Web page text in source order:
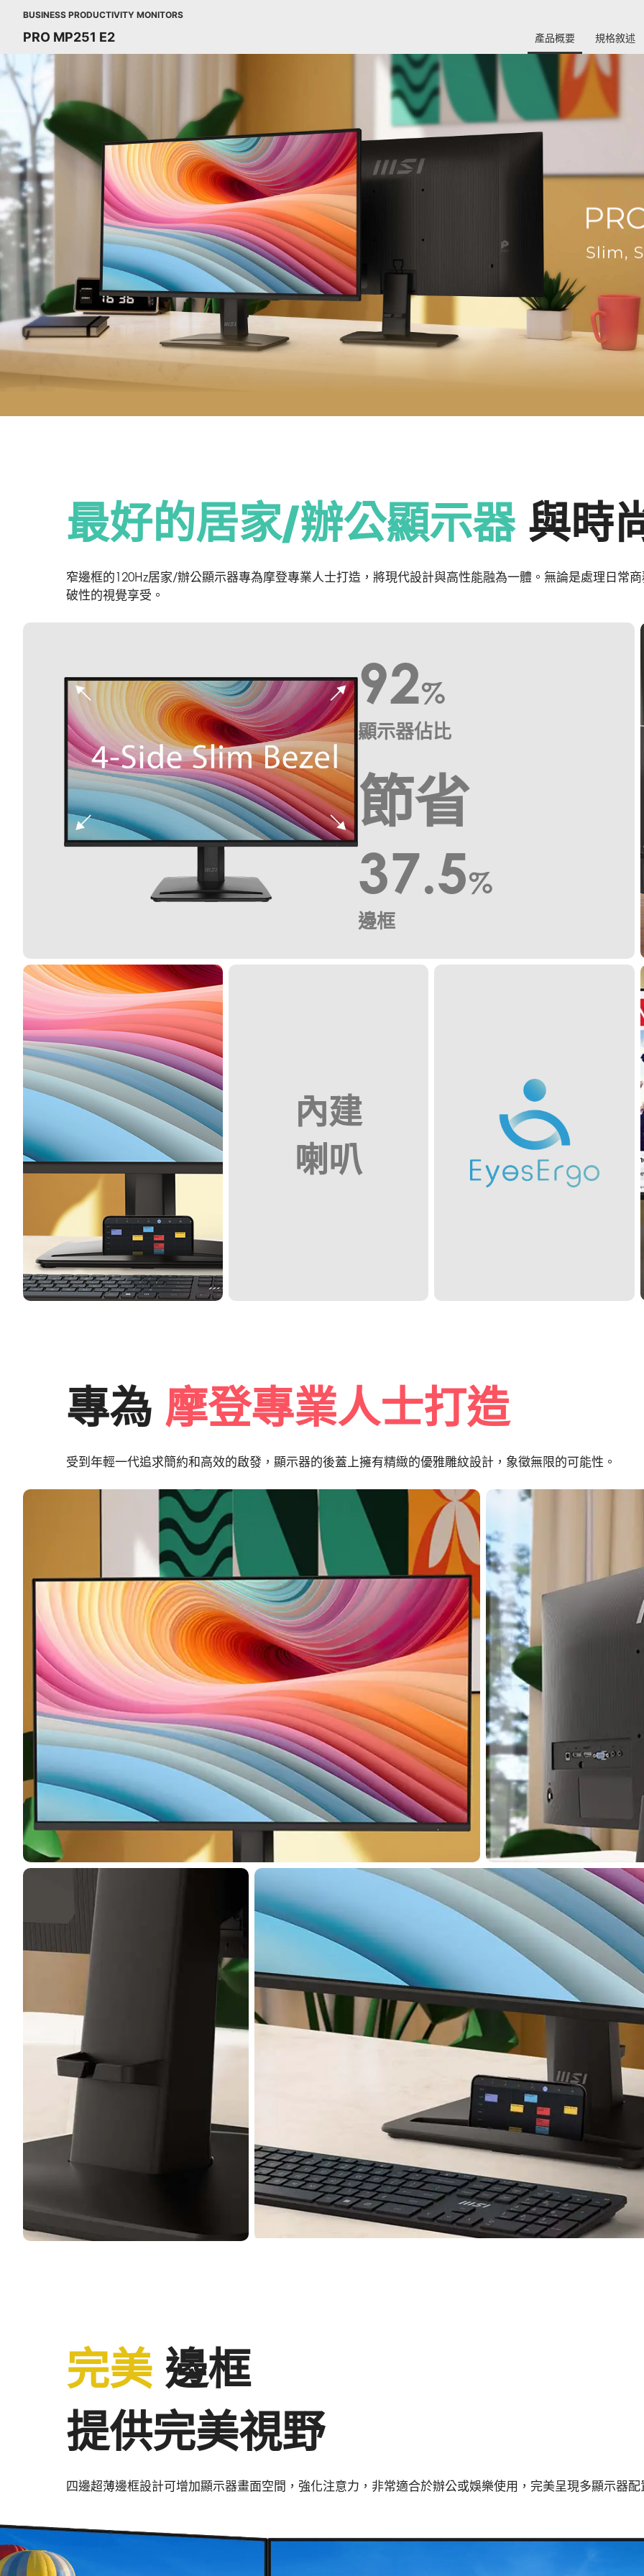
BUSINESS PRODUCTIVITY MONITORS
PRO MP251 E2 產品概要 規格敘述
最好的居家/辦公顯示器 與時
窄邊框的120Hz居家/辦公顯示器專為摩登專業人士打造，將現代設計與高性能融為一體。無論是處理日常
破性的視覺享受。
92%
顯示器佔比
節省
37.5%
邊框
內建
喇叭
專為 摩登專業人士打造
受到年輕一代追求簡約和高效的啟發，顯示器的後蓋上擁有精緻的優雅雕紋設計，象徵無限的可能性。
完美 邊框
提供完美視野
四邊超薄邊框設計可增加顯示器畫面空間，強化注意力，非常適合於辦公或娛樂使用，完美呈現多顯示器